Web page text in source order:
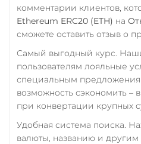
комментарии клиентов,
Ethereum ERC20 (ETH) на
сможете оставить отзыв о
Самый выгодный курс.
пользователям лояльные
специальным
возможность сэкономить –
при конвертации крупных
Удобная система поиска.
валюты, названию и